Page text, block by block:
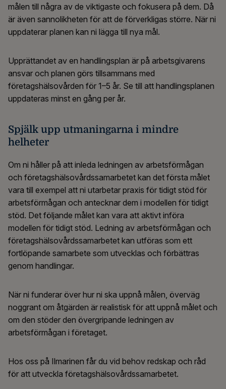
målen till några av de viktigaste och fokusera på dem. Då
är även sannolikheten för att de förverkligas större. När ni
uppdaterar planen kan ni lägga till nya mål.
Upprättandet av en handlingsplan är på arbetsgivarens
ansvar och planen görs tillsammans med
företagshälsovården för 1–5 år. Se till att handlingsplanen
uppdateras minst en gång per år.
Spjälk upp utmaningarna i mindre
helheter
Om ni håller på att inleda ledningen av arbetsförmågan
och företagshälsovårdssamarbetet kan det första målet
vara till exempel att ni utarbetar praxis för tidigt stöd för
arbetsförmågan och antecknar dem i modellen för tidigt
stöd. Det följande målet kan vara att aktivt införa
modellen för tidigt stöd. Ledning av arbetsförmågan och
företagshälsovårdssamarbetet kan utföras som ett
fortlöpande samarbete som utvecklas och förbättras
genom handlingar.
När ni funderar över hur ni ska uppnå målen, överväg
noggrant om åtgärden är realistisk för att uppnå målet och
om den stöder den övergripande ledningen av
arbetsförmågan i företaget.
Hos oss på Ilmarinen får du vid behov redskap och råd
för att utveckla företagshälsovårdssamarbetet.